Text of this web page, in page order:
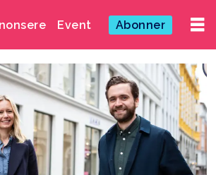
Event Abonner